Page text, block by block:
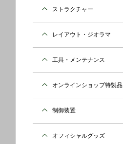
ストラクチャー
レイアウト・ジオラマ
工具・メンテナンス
オンラインショップ特製品
制御装置
オフィシャルグッズ